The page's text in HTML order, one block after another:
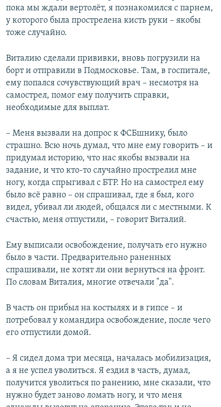
пока мы ждали вертолёт, я познакомился с парнем,
у которого была прострелена кисть руки – якобы
тоже случайно.
Виталию сделали прививки, вновь погрузили на
борт и отправили в Подмосковье. Там, в госпитале,
ему попался сочувствующий врач – несмотря на
самострел, помог ему получить справки,
необходимые для выплат.
– Меня вызвали на допрос к ФСБшнику, было
страшно. Всю ночь думал, что мне ему говорить – и
придумал историю, что нас якобы вызвали на
задание, и что кто-то случайно прострелил мне
ногу, когда спрыгивал с БТР. Но на самострел ему
было всё равно – он спрашивал, где я был, кого
видел, убивал ли людей, общался ли с местными. К
счастью, меня отпустили, – говорит Виталий.
Ему выписали освобождение, получать его нужно
было в части. Предварительно раненных
спрашивали, не хотят ли они вернуться на фронт.
По словам Виталия, многие отвечали "да".
В часть он прибыл на костылях и в гипсе – и
потребовал у командира освобождение, после чего
его отпустили домой.
– Я сидел дома три месяца, началась мобилизация,
а я не успел уволиться. Я ездил в часть, думал,
получится уволиться по ранению, мне сказали, что
нужно будет заново ломать ногу, и что меня